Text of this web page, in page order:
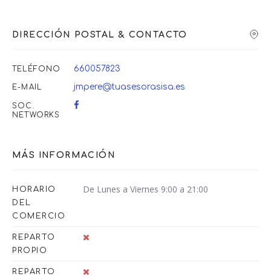
DIRECCIÓN POSTAL & CONTACTO
TELÉFONO 660057823
E-MAIL jmpere@tuasesorasisa.es
SOC.
NETWORKS
MÁS INFORMACIÓN
HORARIO
DEL
COMERCIO
De Lunes a Viernes 9:00 a 21:00
REPARTO
PROPIO
REPARTO